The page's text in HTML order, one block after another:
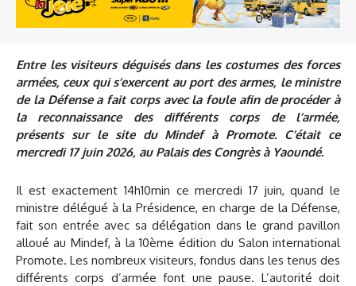
Entre les visiteurs déguisés dans les costumes des forces
armées, ceux qui s’exercent au port des armes, le ministre
de la Défense a fait corps avec la foule afin de procéder à
la reconnaissance des différents corps de l’armée,
présents sur le site du Mindef à Promote. C’était ce
mercredi 17 juin 2026, au Palais des Congrès à Yaoundé.
Il est exactement 14h10min ce mercredi 17 juin, quand le
ministre délégué à la Présidence, en charge de la Défense,
fait son entrée avec sa délégation dans le grand pavillon
alloué au Mindef, à la 10ème édition du Salon international
Promote. Les nombreux visiteurs, fondus dans les tenus des
différents corps d’armée font une pause. L’autorité doit